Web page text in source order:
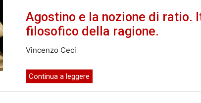
Agostino e la nozione di ratio.
filosofico della ragione.
Vincenzo Ceci
Continua a leggere